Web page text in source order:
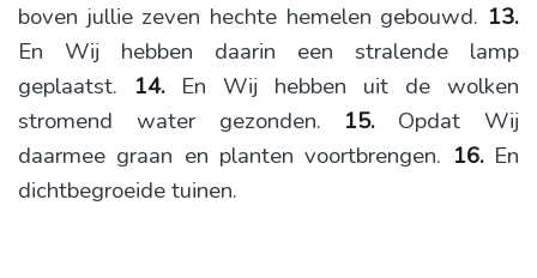
boven jullie zeven hechte hemelen gebouwd. 13.
En Wij hebben daarin een stralende lamp
geplaatst. 14. En Wij hebben uit de wolken
stromend water gezonden. 15.
Opdat Wij
daarmee graan en planten voortbrengen. 16. En
dichtbegroeide tuinen.